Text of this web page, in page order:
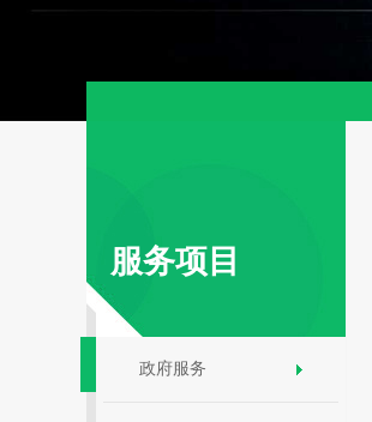
服务项目
政府服务